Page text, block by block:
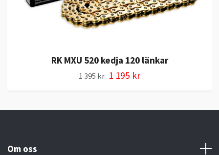
RK MXU 520 kedja 120 länkar
1 395 kr 1 195 kr
Om oss